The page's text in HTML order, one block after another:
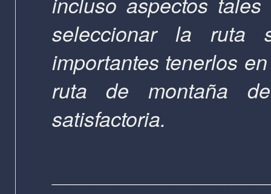
seleccionar la
importantes tenerlos
ruta de montaña
satisfactoria.